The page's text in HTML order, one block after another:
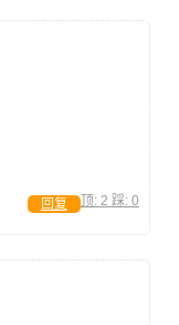
顶: 2 踩: 0
回复